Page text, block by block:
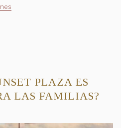
PLAZA ES
LAS FAMILIAS?